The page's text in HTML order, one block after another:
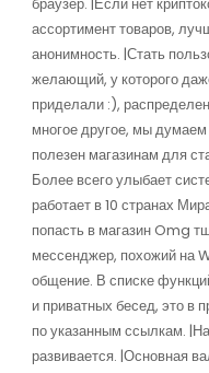
ассортимент товаров,
анонимность. |Стать
желающий, у которого
приделали :),
многое другое, мы
полезен магазинам для
Более всего улыбает
работает в 10 странах
попасть в магазин Omg
мессенджер, похожий на
общение. В списке
и приватных бесед, это в
по указанным ссылкам.
развивается. |Основная